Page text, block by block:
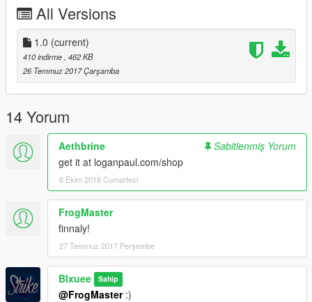
All Versions
1.0 (current)
410 indirme , 462 KB
26 Temmuz 2017 Çarşamba
14 Yorum
Aethbrine
Sabitlenmiş Yorum
get it at loganpaul.com/shop
6 Ekim 2018 Cumartesi
FrogMaster
finnaly!
27 Temmuz 2017 Perşembe
Blxuee Sahip
@FrogMaster:)